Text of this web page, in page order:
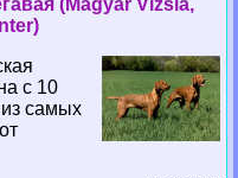
(Magyar Vizsla,
с 10
самых